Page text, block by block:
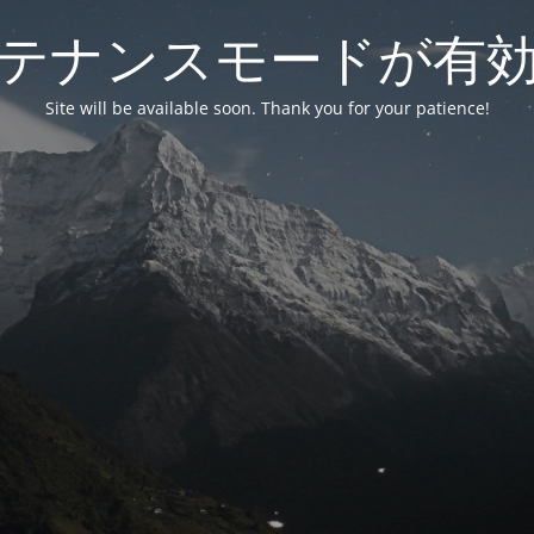
ナンスモードが有
Site will be available soon. Thank you for your patience!